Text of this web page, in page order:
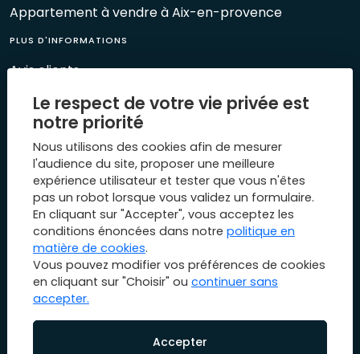
Le respect de votre vie privée est
notre priorité
Nous utilisons des cookies afin de mesurer
l'audience du site, proposer une meilleure
expérience utilisateur et tester que vous n'êtes
pas un robot lorsque vous validez un formulaire.
En cliquant sur "Accepter", vous acceptez les
conditions énoncées dans notre politique en
matière de cookies.
Vous pouvez modifier vos préférences de cookies
en cliquant sur "Choisir" ou continuer sans
accepter.
Accepter
Appartement à vendre à Aix-en-provence
PLUS D'INFORMATIONS
Avis clients
Le Mag 1894
Nos évènements
Biens vendus
Plan du site
Mentions légales
Nous contacter
© Copyright 2026 1894 immobilier. All rights reserved.